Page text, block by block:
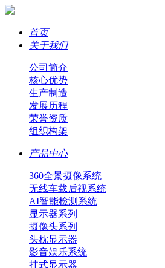
首页
关于我们
公司简介
核心优势
生产制造
发展历程
荣誉资质
组织构架
产品中心
360全景摄像系统
无线车载后视系统
AI智能检测系统
显示器系列
摄像头系列
头枕显示器
影音娱乐系统
挂式显示器